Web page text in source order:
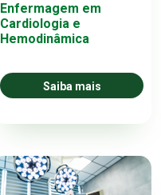
Enfermagem em
Cardiologia e
Hemodinâmica
Saiba mais